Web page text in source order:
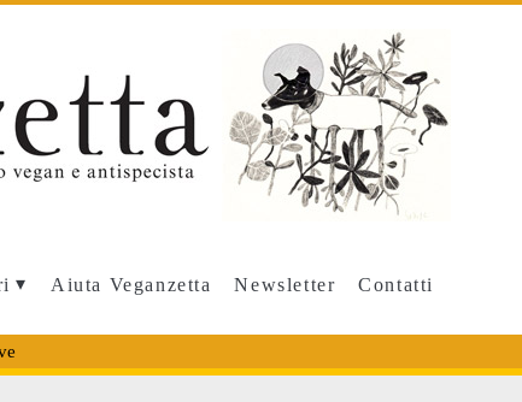
Aiuta Veganzetta Newsletter Contatti